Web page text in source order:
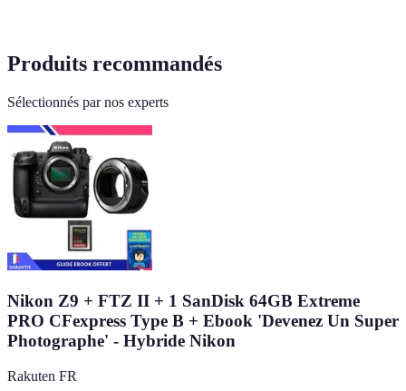
Produits recommandés
Sélectionnés par nos experts
Nikon Z9 + FTZ II + 1 SanDisk 64GB Extreme
PRO CFexpress Type B + Ebook 'Devenez Un Super
Photographe' - Hybride Nikon
Rakuten FR